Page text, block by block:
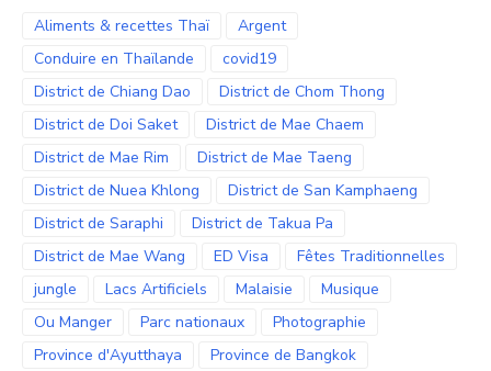
Aliments & recettes Thaï
Argent
Conduire en Thaïlande
covid19
District de Chiang Dao
District de Chom Thong
District de Doi Saket
District de Mae Chaem
District de Mae Rim
District de Mae Taeng
District de Nuea Khlong
District de San Kamphaeng
District de Saraphi
District de Takua Pa
District de Mae Wang
ED Visa
Fêtes Traditionnelles
jungle
Lacs Artificiels Malaisie
Musique
Ou Manger
Parc nationaux
Photographie
Province d'Ayutthaya
Province de Bangkok